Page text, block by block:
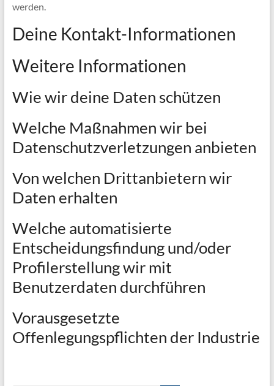
werden.
Deine Kontakt-Informationen
Weitere Informationen
Wie wir deine Daten schützen
Welche Maßnahmen wir bei
Datenschutzverletzungen anbieten
Von welchen Drittanbietern wir
Daten erhalten
Welche automatisierte
Entscheidungsfindung und/oder
Profilerstellung wir mit
Benutzerdaten durchführen
Vorausgesetzte
Offenlegungspflichten der Industrie